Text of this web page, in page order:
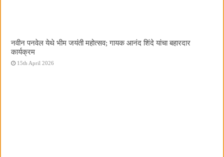
नवीन पनवेल येथे भीम जयंती महोत्सव; गायक आनंद शिंदे यांचा बहारदार
कार्यक्रम
15th April 2026